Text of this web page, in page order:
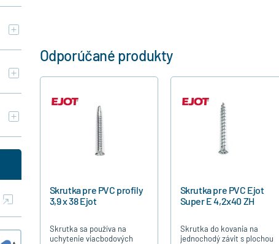
Odporúčané produkty
Skrutka pre PVC profily
3,9 x 38 Ejot
Skrutka sa používa na
uchytenie viacbodových
Skrutka pre PVC Ejot
Super E 4,2x40 ZH
Skrutka do kovania na
jednochodý závit s plochou